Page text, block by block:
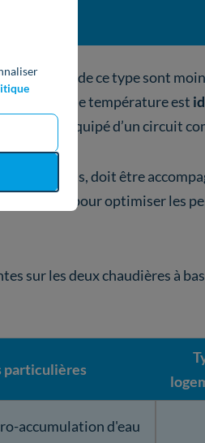
de ce type sont
basse température est
soit équipé d’un circuit
Duval ou pas, doit être
par exemple pour optimiser les
sur les deux chaudières à
particulières
accumulation d'eau